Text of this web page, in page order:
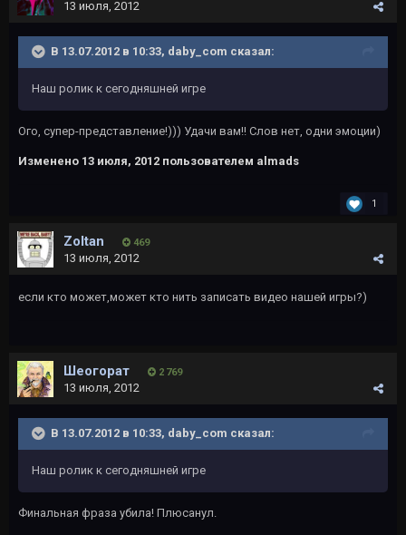
13 июля, 2012
В 13.07.2012 в 10:33, daby_com сказал:
Наш ролик к сегодняшней игре
Ого, супер-представление!))) Удачи вам!! Слов нет, одни эмоции)
Изменено 13 июля, 2012 пользователем almads
1
Zoltan 469
13 июля, 2012
если кто может,может кто нить записать видео нашей игры?)
Шеогорат 2 769
13 июля, 2012
В 13.07.2012 в 10:33, daby_com сказал:
Наш ролик к сегодняшней игре
Финальная фраза убила! Плюсанул.